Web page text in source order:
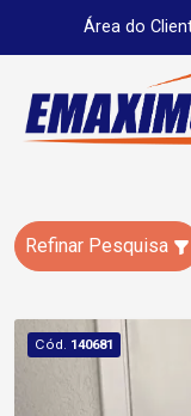
Área do
Refinar Pesquisa
Cód. 140681